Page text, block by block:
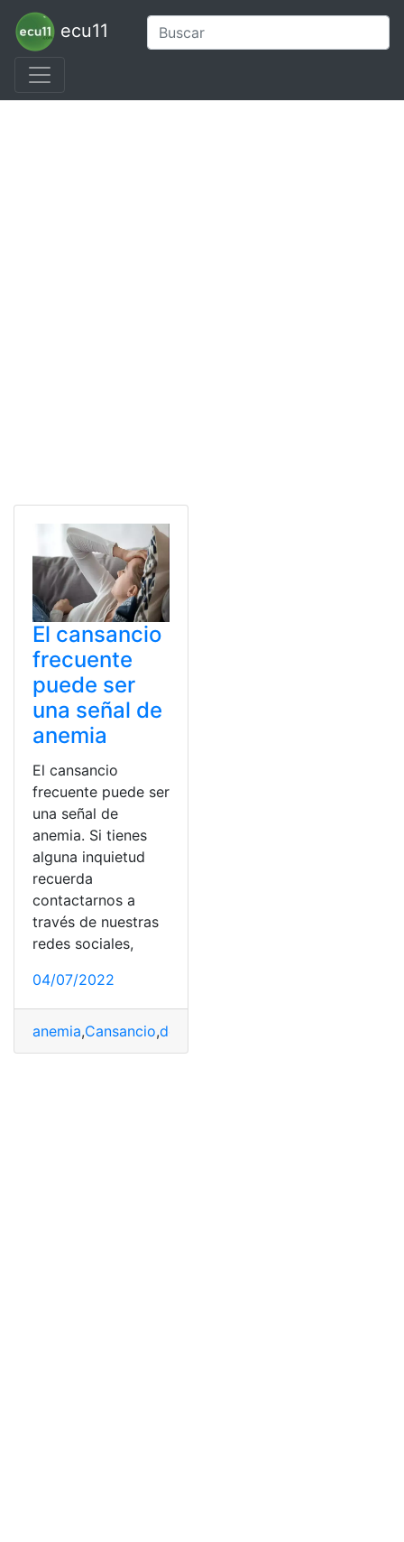
ecu11
El cansancio
frecuente
puede ser
una señal de
anemia
El cansancio
frecuente puede ser
una señal de
anemia. Si tienes
alguna inquietud
recuerda
contactarnos a
través de nuestras
redes sociales,
04/07/2022
anemia,Cansancio,decaimiento